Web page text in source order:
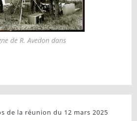
de R. Avedon dans
de la réunion du 12 mars 2025